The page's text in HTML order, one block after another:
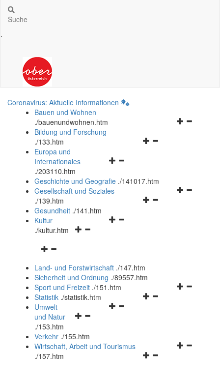
Suche
.
Coronavirus: Aktuelle Informationen
Bauen und Wohnen
./bauenundwohnen.htm
Navigationsmenü
Bildung und Forschung
./133.htm
Navigationsmenü
und
schließen
Europa und
Internationales
./203110.htm
Geschichte und Geografie ./141017.htm
Navigationsmenü
Gesellschaft und Soziales
./139.htm
Navigationsmenü
Gesundheit ./141.htm
Navigationsmenü
Kultur
./kultur.htm
Navigationsmenü
und
schließen
Land- und Forstwirtschaft ./147.htm
Sicherheit und Ordnung ./89557.htm
Navigationsmenü
Sport und Freizeit ./151.htm
Navigationsmenü
Statistik ./statistik.htm
Navigationsmenü
und
schließen
Umwelt
und Natur
./153.htm
Verkehr ./155.htm
Navigationsmenü
Wirtschaft, Arbeit und Tourismus
./157.htm